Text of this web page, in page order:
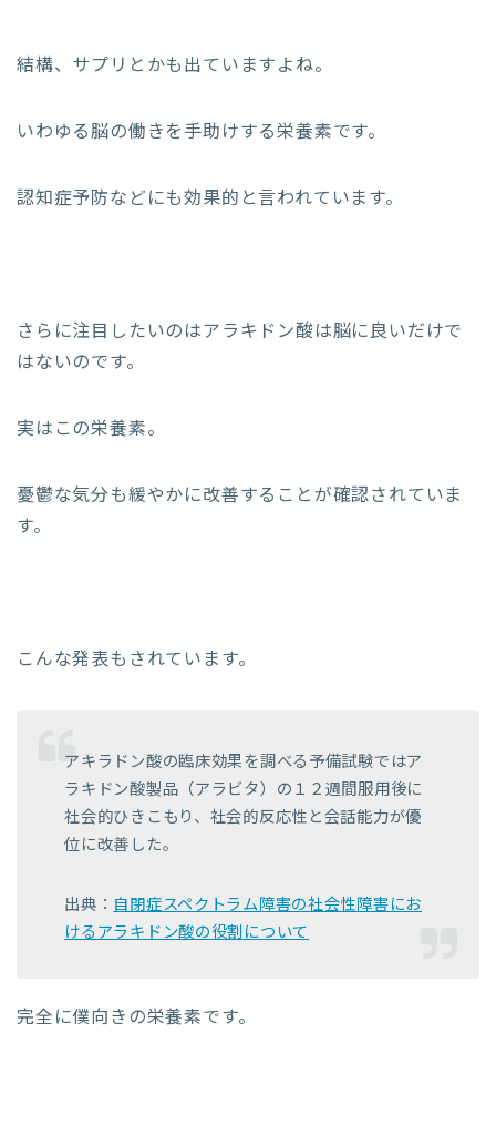
結構、サプリとかも出ていますよね。
いわゆる脳の働きを手助けする栄養素です。
認知症予防などにも効果的と言われています。
さらに注目したいのはアラキドン酸は脳に良いだけで
はないのです。
実はこの栄養素。
憂鬱な気分も緩やかに改善することが確認されていま
す。
こんな発表もされています。
アキラドン酸の臨床効果を調べる予備試験ではア
ラキドン酸製品（アラビタ）の１２週間服用後に
社会的ひきこもり、社会的反応性と会話能力が優
位に改善した。
出典： 自閉症スペクトラム障害の社会性障害にお
けるアラキドン酸の役割について
完全に僕向きの栄養素です。